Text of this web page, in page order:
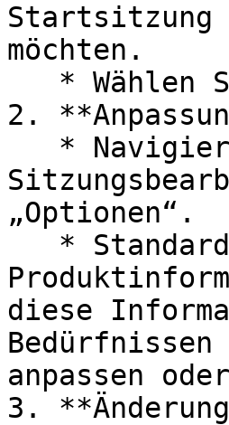
Startsitzung
möchten.
2.
„Optionen“.
diese
anpassen
3.